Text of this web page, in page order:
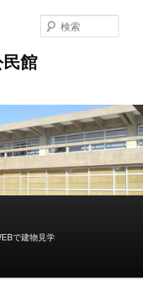
館
索
で建物見学